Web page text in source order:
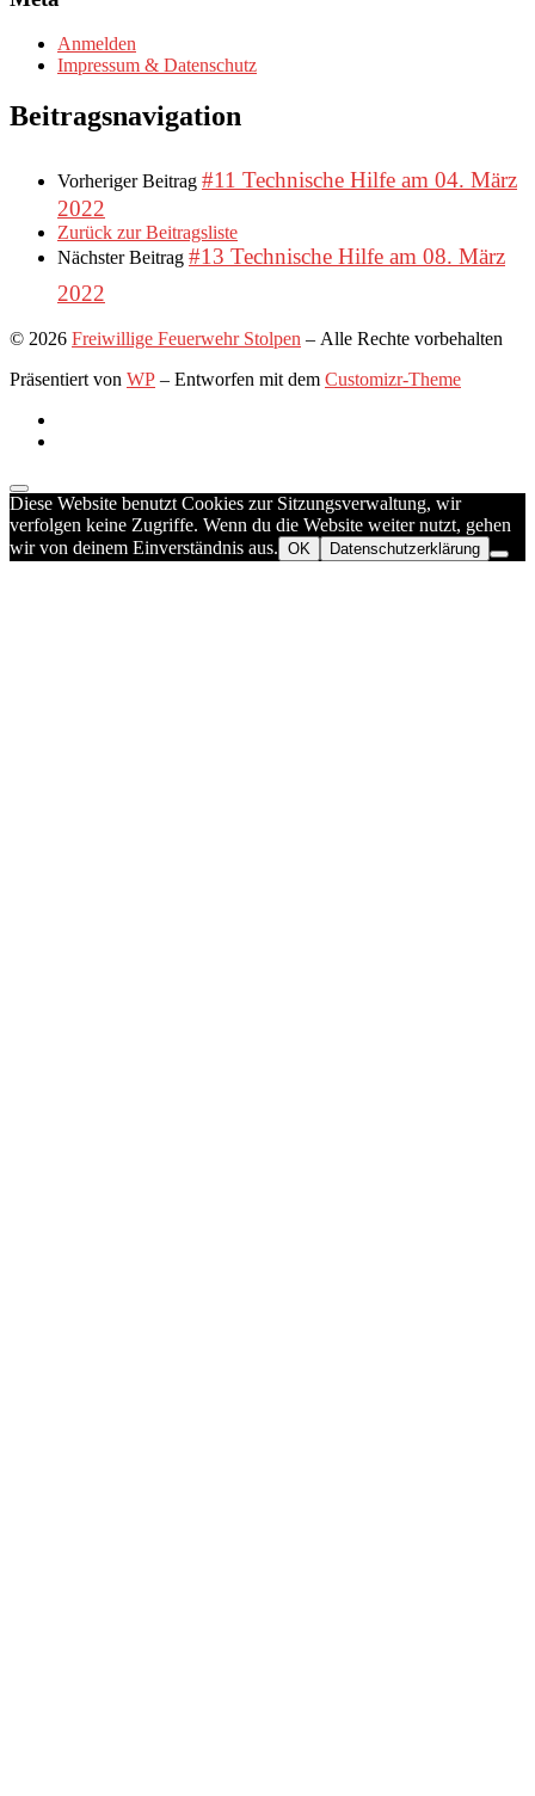
Anmelden
Impressum & Datenschutz
Beitragsnavigation
Vorheriger Beitrag #11 Technische Hilfe am 04. März
2022
Zurück zur Beitragsliste
Nächster Beitrag #13 Technische Hilfe am 08. März
2022
© 2026 Freiwillige Feuerwehr Stolpen – Alle Rechte vorbehalten
Präsentiert von WP – Entworfen mit dem Customizr-Theme
Diese Website benutzt Cookies zur Sitzungsverwaltung, wir
verfolgen keine Zugriffe. Wenn du die Website weiter nutzt, gehen
wir von deinem Einverständnis aus. OK Datenschutzerklärung